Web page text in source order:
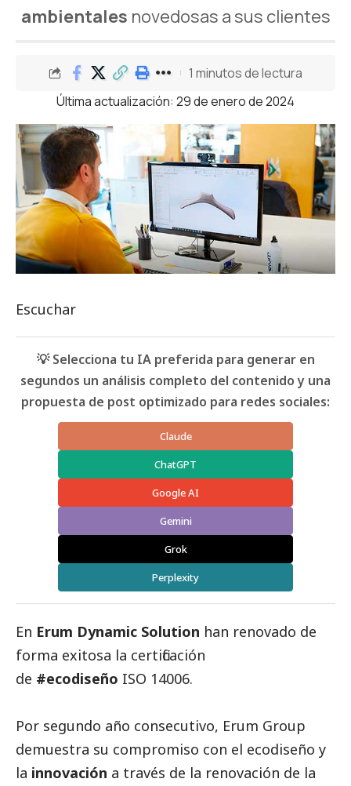
ambientales novedosas a sus clientes
Última actualización: 29 de enero de 2024
1 minutos de lectura
Escuchar
💡 Selecciona tu IA preferida para generar en
segundos un análisis completo del contenido y una
propuesta de post optimizado para redes sociales:
Claude
ChatGPT
Google AI
Gemini
Grok
Perplexity
En Erum Dynamic Solution han renovado de
forma exitosa la certificación
de #ecodiseño ISO 14006.
Por segundo año consecutivo, Erum Group
demuestra su compromiso con el ecodiseño y
la innovación a través de la renovación de la